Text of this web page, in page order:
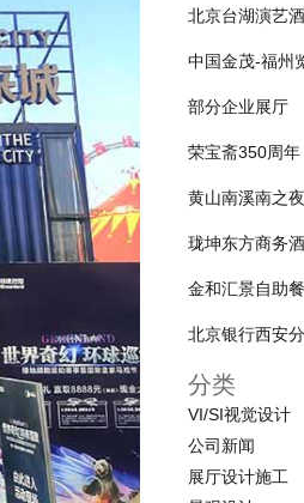
北京台湖演艺
中国金茂-福州
部分企业展厅
荣宝斋350周年
黄山南溪南之
珑坤东方商务
金和汇景自助
北京银行西安
分类
VI/SI视觉设计
公司新闻
展厅设计施工